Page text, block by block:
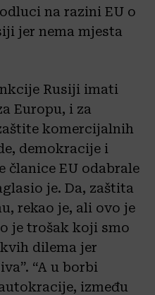
na razini EU o
jer nema mjesta
Rusiji imati
Europu, i za
komercijalnih
demokracije i
članice EU odabrale
je. Da, zaštita
rekao je, ali ovo je
je trošak koji smo
dilema jer
“A u borbi
između